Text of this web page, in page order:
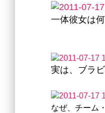
一体彼女は
実は、ブラ
なぜ、チーム